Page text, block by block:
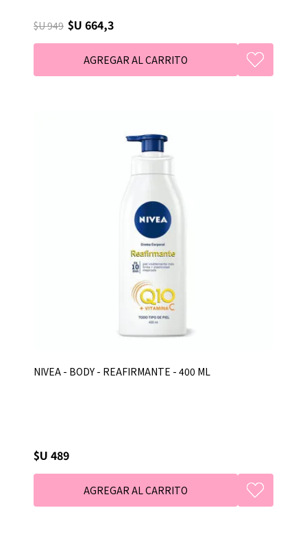
$U 949 $U 664,3
NIVEA - BODY - REAFIRMANTE - 400 ML
$U 489